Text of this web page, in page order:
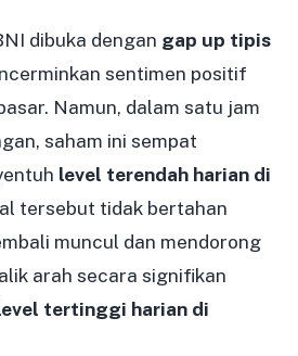
dibuka dengan gap up tipis
sentimen positif
Namun, dalam satu jam
saham ini sempat
level terendah harian di
tersebut tidak bertahan
muncul dan mendorong
arah secara signifikan
tertinggi harian di